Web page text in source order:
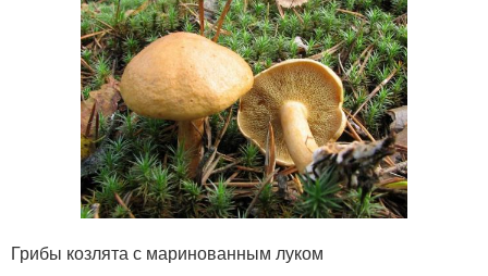
Грибы козлята с маринованным луком